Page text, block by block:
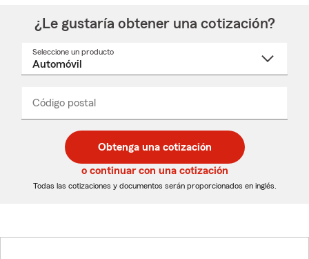
¿Le gustaría obtener una cotización?
Seleccione un producto
desplegable
Código postal
de
5
dígitos
de
5
dígitos
_____
Obtenga una cotización
o continuar con una cotización
Todas las cotizaciones y documentos serán proporcionados en inglés.